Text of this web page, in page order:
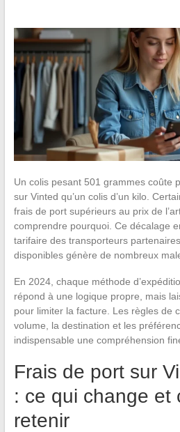
Un colis pesant 501 grammes coûte
sur Vinted qu’un colis d’un kilo.
frais de port supérieurs au prix de
comprendre pourquoi. Ce décalage
tarifaire des transporteurs
disponibles génère de nombreux
En 2024, chaque méthode
répond à une logique propre, mais
pour limiter la facture. Les règles de
volume, la destination et les
indispensable une compréhension
Frais de port sur
: ce qui change et
retenir